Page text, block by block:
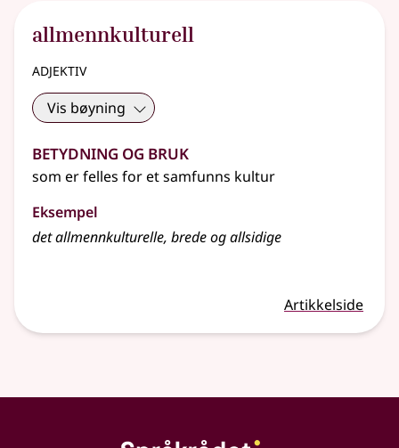
allmennkulturell
adjektiv
Vis bøyning
Betydning og bruk
som er felles for et samfunns kultur
Eksempel
det allmennkulturelle, brede og allsidige
Artikkelside